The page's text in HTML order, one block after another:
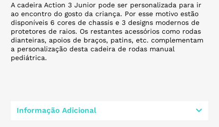
A cadeira Action 3 Junior pode ser personalizada para ir
ao encontro do gosto da criança. Por esse motivo estão
disponíveis 6 cores de chassis e 3 designs modernos de
protetores de raios. Os restantes acessórios como rodas
dianteiras, apoios de braços, patins, etc. complementam
a personalização desta cadeira de rodas manual
pediátrica.
Informação Adicional